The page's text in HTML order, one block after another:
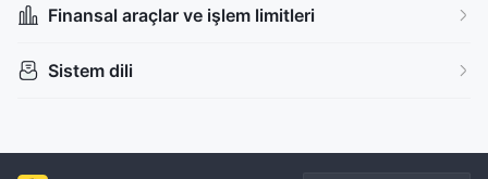
Finansal araçlar ve işlem limitleri
Sistem dili